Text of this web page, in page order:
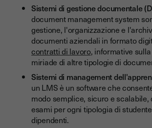
Sistemi di gestione documentale
document management system
gestione, l'organizzazione e
documenti aziendali in formato
contratti di lavoro, informative
miriade di altre tipologie di
Sistemi di management
un LMS è un software che
modo semplice, sicuro e scalabile,
esami per ogni tipologia di
dipendenti.